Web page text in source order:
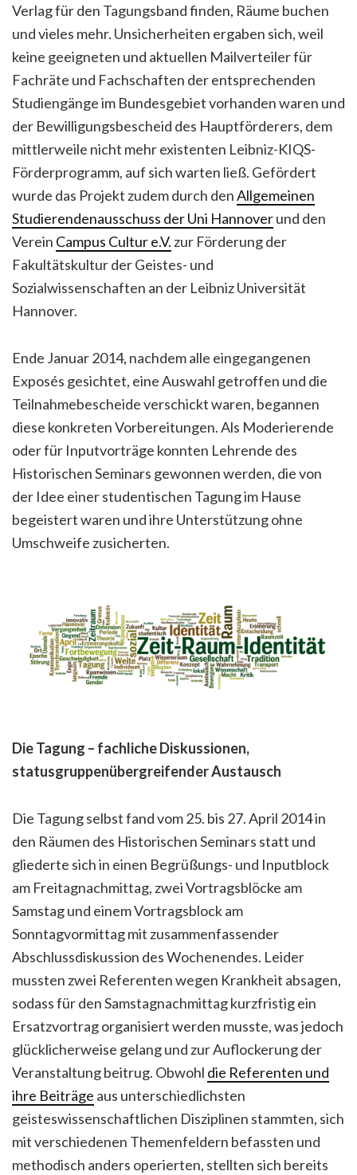
Verlag für den Tagungsband finden, Räume buchen
und vieles mehr. Unsicherheiten ergaben sich, weil
keine geeigneten und aktuellen Mailverteiler für
Fachräte und Fachschaften der entsprechenden
Studiengänge im Bundesgebiet vorhanden waren und
der Bewilligungsbescheid des Hauptförderers, dem
mittlerweile nicht mehr existenten Leibniz-KIQS-
Förderprogramm, auf sich warten ließ. Gefördert
wurde das Projekt zudem durch denAllgemeinen
Studierendenausschuss der Uni Hannoverund den
Verein Campus Cultur e.V. zur Förderung der
Fakultätskultur der Geistes- und
Sozialwissenschaften an der Leibniz Universität
Hannover.
Ende Januar 2014, nachdem alle eingegangenen
Exposés gesichtet, eine Auswahl getroffen und die
Teilnahmebescheide verschickt waren, begannen
diese konkreten Vorbereitungen. Als Moderierende
oder für Inputvorträge konnten Lehrende des
Historischen Seminars gewonnen werden, die von
der Idee einer studentischen Tagung im Hause
begeistert waren und ihre Unterstützung ohne
Umschweife zusicherten.
Die Tagung – fachliche Diskussionen,
statusgruppenübergreifender Austausch
Die Tagung selbst fand vom 25. bis 27. April 2014 in
den Räumen des Historischen Seminars statt und
gliederte sich in einen Begrüßungs- und Inputblock
am Freitagnachmittag, zwei Vortragsblöcke am
Samstag und einem Vortragsblock am
Sonntagvormittag mit zusammenfassender
Abschlussdiskussion des Wochenendes. Leider
mussten zwei Referenten wegen Krankheit absagen,
sodass für den Samstagnachmittag kurzfristig ein
Ersatzvortrag organisiert werden musste, was jedoch
glücklicherweise gelang und zur Auflockerung der
Veranstaltung beitrug. Obwohl die Referenten und
ihre Beiträge aus unterschiedlichsten
geisteswissenschaftlichen Disziplinen stammten, sich
mit verschiedenen Themenfeldern befassten und
methodisch anders operierten, stellten sich bereits